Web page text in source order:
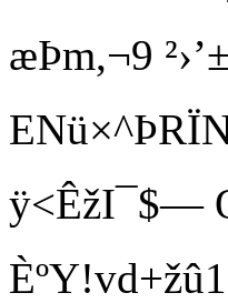
æÞm,¬9
ÿ<
ÈºY!vd